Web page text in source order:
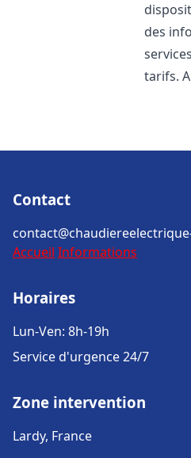
des
tarifs.
Contact
Accueil Informations
Horaires
Lun-Ven: 8h-19h
Service d'urgence 24/7
Zone intervention
Lardy, France